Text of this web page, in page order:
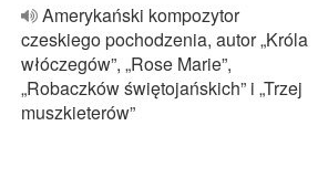
Amerykański kompozytor
czeskiego pochodzenia, autor „Króla
włóczegów”, „Rose Marie”,
„Robaczków świętojańskich” i „Trzej
muszkieterów”